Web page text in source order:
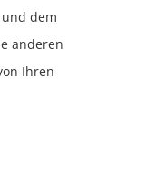
dem
anderen
Ihren